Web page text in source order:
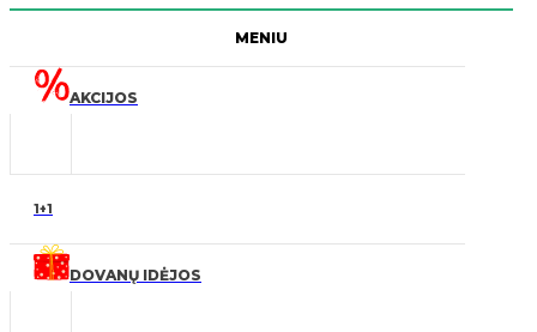
MENIU
AKCIJOS
1+1
DOVANŲ IDĖJOS